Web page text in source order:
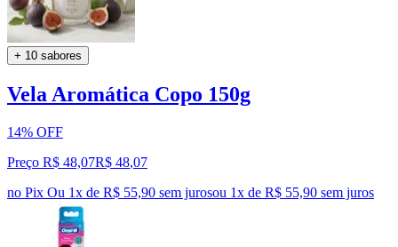
+ 10 sabores
Vela Aromática Copo 150g
14% OFF
Preço R$ 48,07R$ 48,07
no Pix Ou 1x de R$ 55,90 sem jurosou 1x de R$ 55,90 sem juros